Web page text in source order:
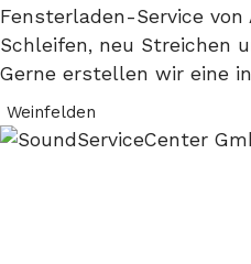
Fensterladen-Service von
Schleifen, neu Streichen
Gerne erstellen wir eine
Weinfelden